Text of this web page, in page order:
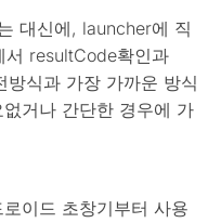
대신에, launcher에 직
resultCode확인과
식과 가장 가까운 방식
거나 간단한 경우에 가
이드 초창기부터 사용